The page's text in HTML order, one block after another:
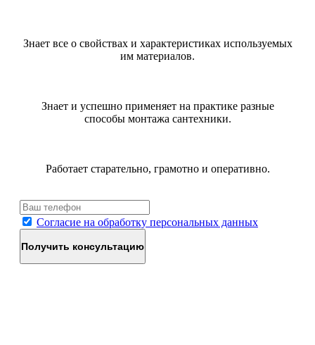
Знает все о свойствах и характеристиках используемых
им материалов.
Знает и успешно применяет на практике разные
способы монтажа сантехники.
Работает старательно, грамотно и оперативно.
Согласие на обработку персональных данных